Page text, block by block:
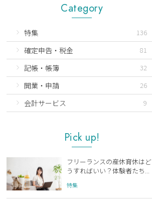
Category
特集 136
確定申告・税金 81
記帳・帳簿 32
開業・申請 26
会計サービス 9
Pick up!
フリーランスの産休育休はど
うすればいい？体験者たち...
特集